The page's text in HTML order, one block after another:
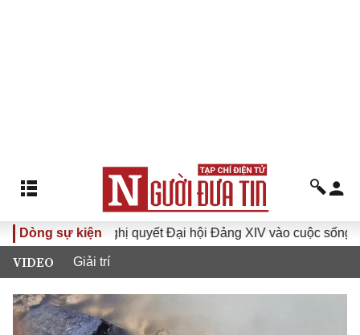
Dòng sự kiện
Đưa Nghị quyết Đại hội Đảng XIV vào cuộc sống
VIDEO Giải trí